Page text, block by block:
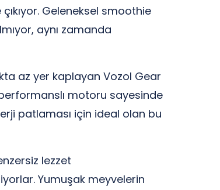
Geleneksel smoothie
aynı zamanda
az yer kaplayan Vozol Gear
motoru sayesinde
patlaması için ideal olan bu
lezzet
Yumuşak meyvelerin